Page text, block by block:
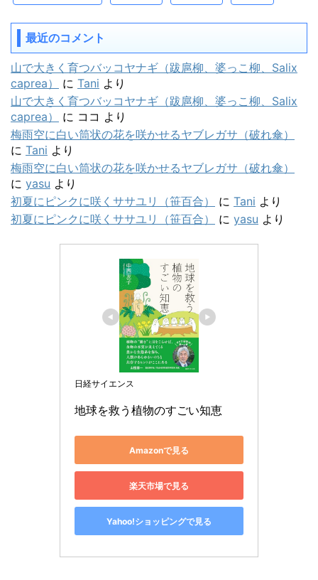
最近のコメント
山で大きく育つバッコヤナギ（跋扈柳、婆っこ柳、Salix
caprea）
に Tani より
山で大きく育つバッコヤナギ（跋扈柳、婆っこ柳、Salix
caprea）
に ココ より
梅雨空に白い筒状の花を咲かせるヤブレガサ（破れ傘）
に Tani より
梅雨空に白い筒状の花を咲かせるヤブレガサ（破れ傘）
に yasu より
初夏にピンクに咲くササユリ（笹百合）
に Tani より
初夏にピンクに咲くササユリ（笹百合）
に yasu より
日経サイエンス
地球を救う植物のすごい知恵
Amazonで見る
楽天市場で見る
Yahoo!ショッピングで見る